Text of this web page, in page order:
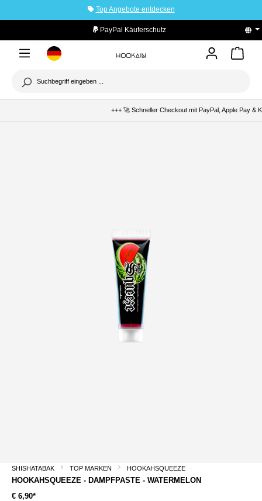
Top Angebote entdecken
PayPal Käuferschutz
+++ 🚀 Schneller Checkout mit PayPal, Apple Pay &
SHISHATABAK TOP MARKEN HOOKAHSQUEEZE
HOOKAHSQUEEZE - DAMPFPASTE - WATERMELON
€ 6,90*